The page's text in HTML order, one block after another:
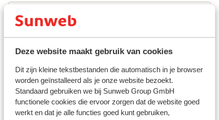
Deze website maakt gebruik van cookies
Dit zijn kleine tekstbestanden die automatisch in je browser
worden geïnstalleerd als je onze website bezoekt.
Standaard gebruiken we bij Sunweb Group GmbH
functionele cookies die ervoor zorgen dat de website goed
werkt en dat je alle functies goed kunt gebruiken,
Skipas
Skimateriaal
Andere accommodaties in Tignes - Val